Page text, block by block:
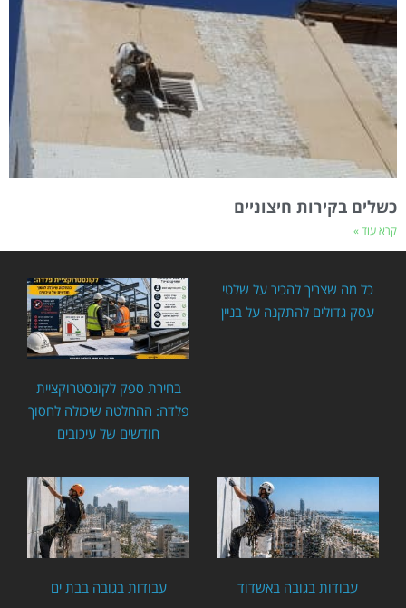
כשלים בקירות חיצוניים
קרא עוד »
כל מה שצריך להכיר על שלטי
עסק גדולים להתקנה על בניין
בחירת ספק לקונסטרוקציית
פלדה: ההחלטה שיכולה לחסוך
חודשים של עיכובים
עבודות בגובה באשדוד עבודות בגובה בבת ים